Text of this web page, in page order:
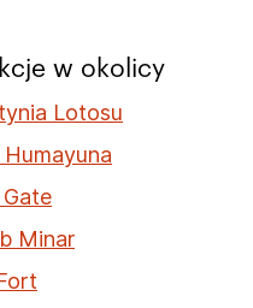
w okolicy
Lotosu
Humayuna
Minar